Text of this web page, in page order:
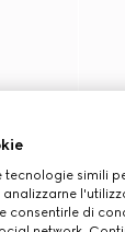
tecnologie simili
consentirle di